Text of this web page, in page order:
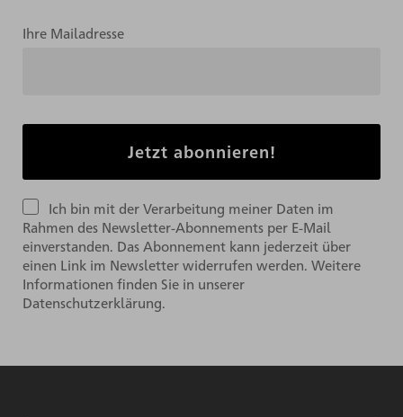
Ihre Mailadresse
Ich bin mit der Verarbeitung meiner Daten im
Rahmen des Newsletter-Abonnements per E-Mail
einverstanden. Das Abonnement kann jederzeit über
einen Link im Newsletter widerrufen werden. Weitere
Informationen finden Sie in unserer
Datenschutzerklärung.